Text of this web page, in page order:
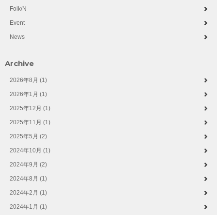
Folk/N
Event
News
Archive
2026年8月 (1)
2026年1月 (1)
2025年12月 (1)
2025年11月 (1)
2025年5月 (2)
2024年10月 (1)
2024年9月 (2)
2024年8月 (1)
2024年2月 (1)
2024年1月 (1)